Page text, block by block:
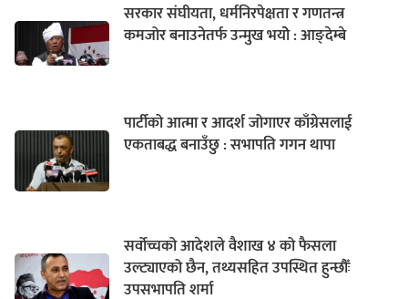
सरकार संघीयता, धर्मनिरपेक्षता र गणतन्त्र
कमजोर बनाउनेतर्फ उन्मुख भयोे : आङ्देम्बे
पार्टीको आत्मा र आदर्श जोगाएर काँग्रेसलाई
एकताबद्ध बनाउँछु : सभापति गगन थापा
सर्वोच्चको आदेशले वैशाख ४ को फैसला
उल्ट्याएको छैन, तथ्यसहित उपस्थित हुन्छौँः
उपसभापति शर्मा